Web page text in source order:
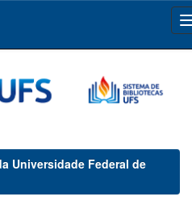
Universidade Federal de